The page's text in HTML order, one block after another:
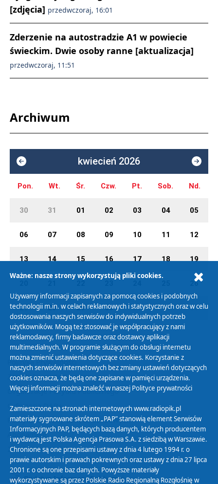
[zdjęcia] przedwczoraj, 16:01
Zderzenie na autostradzie A1 w powiecie
świeckim. Dwie osoby ranne [aktualizacja]
przedwczoraj, 11:51
Archiwum
kwiecień 2026
Pon. Wt. Śr. Czw. Pt. Sob. Nd.
30 31 01 02 03 04 05
06 07 08 09 10 11 12
13 14 15 16 17 18 19
26
27 28 29 30 01 02 03
Polityka Prywatności
Zasady korzystania z Serwisu
Organizacje Pożytku Publicznego
Cyfryzacja DAB+
Polityka ochrony danych osobowych
Abonament
Zamówienia publiczne
Biuletyn Informacji Publicznej
Ważne: nasze strony wykorzystują pliki cookies.
Używamy informacji zapisanych za pomocą cookies i podobnych
technologii m.in. w celach reklamowych i statystycznych oraz w celu
dostosowania naszych serwisów do indywidualnych potrzeb
użytkowników. Mogą też stosować je współpracujący z nami
reklamodawcy, firmy badawcze oraz dostawcy aplikacji
multimedialnych. W programie służącym do obsługi internetu
można zmienić ustawienia dotyczące cookies. Korzystanie z
naszych serwisów internetowych bez zmiany ustawień dotyczących
cookies oznacza, że będą one zapisane w pamięci urządzenia.
Więcej informacji można znaleźć w naszej Polityce prywatności
Zamieszczone na stronach internetowych www.radiopik.pl
materiały sygnowane skrótem „PAP” stanowią element Serwisów
Informacyjnych PAP, będących bazą danych, których producentem
i wydawcą jest Polska Agencja Prasowa S.A. z siedzibą w Warszawie.
Chronione są one przepisami ustawy z dnia 4 lutego 1994 r. o
prawie autorskim i prawach pokrewnych oraz ustawy z dnia 27 lipca
2001 r. o ochronie baz danych. Powyższe materiały
wykorzystywane są przez Polskie Radio Regionalną Rozgłośnię w